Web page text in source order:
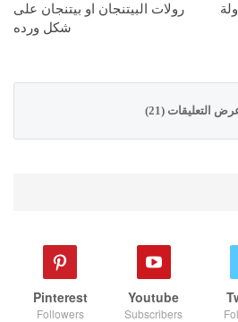
رولات البيتنجان او بيتنجان على
شكل ورده
التعليقات (21)
Youtube
Subscribers
Pinterest
Followers